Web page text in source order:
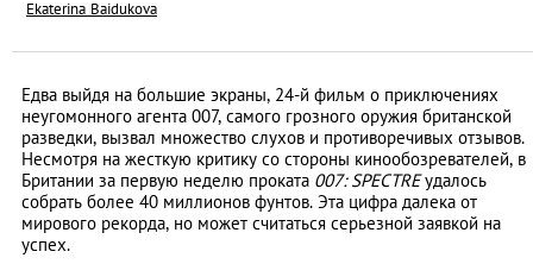
Ekaterina Baidukova
Едва выйдя на большие экраны, 24-й фильм о приключениях
неугомонного агента 007, самого грозного оружия британской
разведки, вызвал множество слухов и противоречивых отзывов.
Несмотря на жесткую критику со стороны кинообозревателей, в
Британии за первую неделю проката 007: SPECTREудалось
собрать более 40 миллионов фунтов. Эта цифра далека от
мирового рекорда, но может считаться серьезной заявкой на
успех.